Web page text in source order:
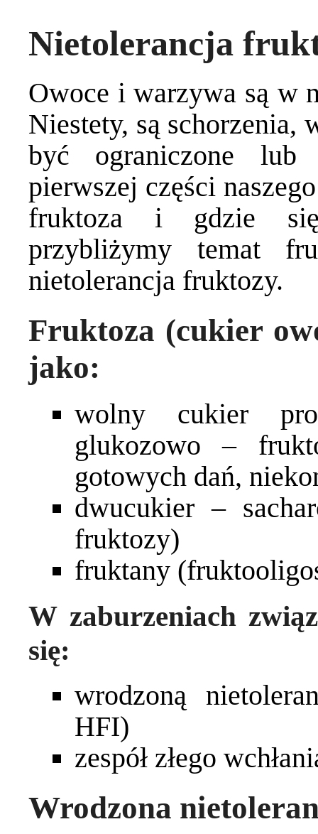
Nietolerancja
Owoce i warzywa są w
Niestety, są schorzenia,
być ograniczone
pierwszej części
fruktoza i gdzie
przybliżymy temat
nietolerancja fruktozy.
Fruktoza (cukier
jako:
wolny cukier
glukozowo –
gotowych dań,
dwucukier –
fruktozy)
fruktany
W zaburzeniach
się:
wrodzoną
HFI)
zespół złego
Wrodzona